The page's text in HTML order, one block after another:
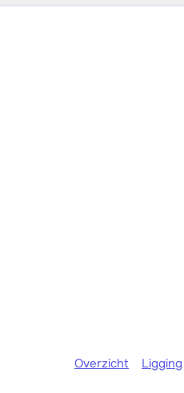
Overzicht Ligging